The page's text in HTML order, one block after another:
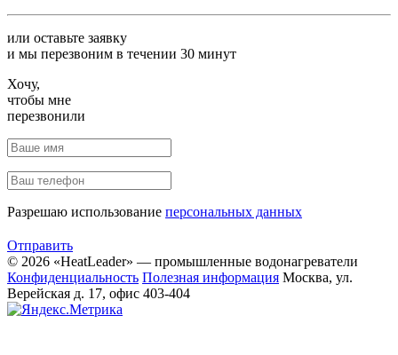
или оставьте заявку
и мы перезвоним в течении 30 минут
Хочу,
чтобы мне
перезвонили
Разрешаю использование персональных данных
Отправить
© 2026 «HeatLeader» — промышленные водонагреватели
Конфиденциальность Полезная информация Москва, ул.
Верейская д. 17, офис 403-404